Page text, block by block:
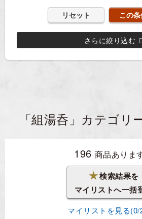
リセット
さらに絞り込む
「組湯呑」カテゴリ
196 商品ありま
★検索結果を
マイリストへ一括
マイリストを見る(0/